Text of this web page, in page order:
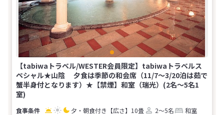
【tabiwaトラベル/WESTER会員限定】tabiwaトラベルス
ペシャル★山陰 夕食は季節の和会席（11/7～3/20泊は茹で
蟹半身付となります）★【禁煙】和室（瑞光）(2名～5名1
室)
夕・朝食付き 【広さ】10畳 2～5名
和室